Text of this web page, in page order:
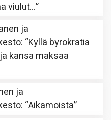
viulut…”
ja
: “Kyllä byrokratia
kansa maksaa
ja
: “Aikamoista”